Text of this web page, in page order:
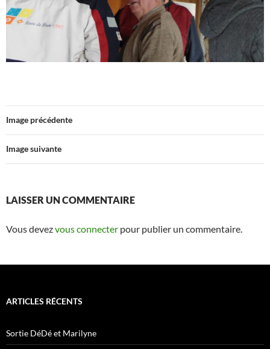
Image précédente
Image suivante
LAISSER UN COMMENTAIRE
Vous devezvous connecter pour publier un commentaire.
ARTICLES RÉCENTS
Sortie DéDé et Marilyne